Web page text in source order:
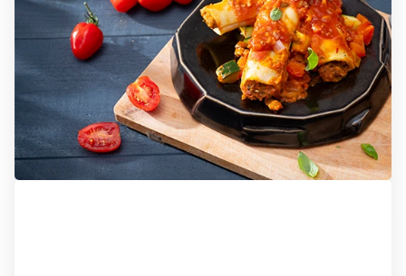
Het zonnige seizoen brengt niet alleen mooi weer,
maar ook de kans om te genieten van heerlijke
maaltijden. Onze chef-kok Chris heeft een aantal
smakelijke opties samengesteld.
Bekijk maaltijden